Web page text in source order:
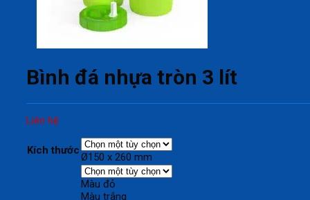
Bình đá nhựa tròn 3 lít
Liên hệ
Kích thước
Ø150 x 260 mm
Màu đỏ
Màu trắng